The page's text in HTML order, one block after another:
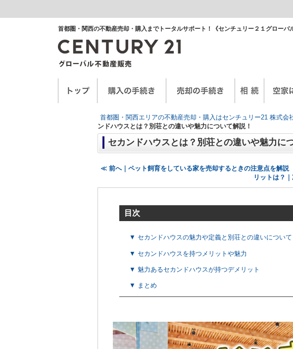
首都圏・関西の不動産売却・購入までトータルサポート！《センチュリー２１グローバ
首都圏・関西エリアの不動産売却・購入はセンチュリー21 株式会
ンドハウスとは？別荘との違いや魅力について解説！
セカンドハウスとは？別荘との違いや魅力に
≪ 前へ｜ペット飼育をしている家を売却するときの注意点を解説
リットは？
目次
▼ セカンドハウスの魅力や定義と別荘との違いについて
▼ セカンドハウスを持つメリットや魅力
▼ 魅力あるセカンドハウスが持つデメリット
▼ まとめ